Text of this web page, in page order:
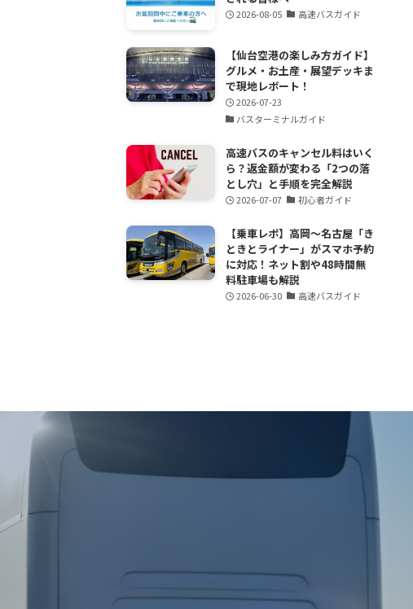
2026-08-05 高速バスガイド
【仙台空港の楽しみ方ガイド】
グルメ・お土産・展望デッキま
で現地レポート！
2026-07-23
バスターミナルガイド
高速バスのキャンセル料はいく
ら？返金額が変わる「2つの落
とし穴」と手順を完全解説
2026-07-07 初心者ガイド
【乗車レポ】高岡〜名古屋「き
ときとライナー」がスマホ予約
に対応！ネット割や48時間無
料駐車場も解説
2026-06-30 高速バスガイド